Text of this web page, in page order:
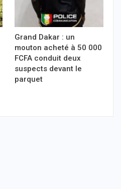
Grand Dakar : un
mouton acheté à 50 000
FCFA conduit deux
suspects devant le
parquet